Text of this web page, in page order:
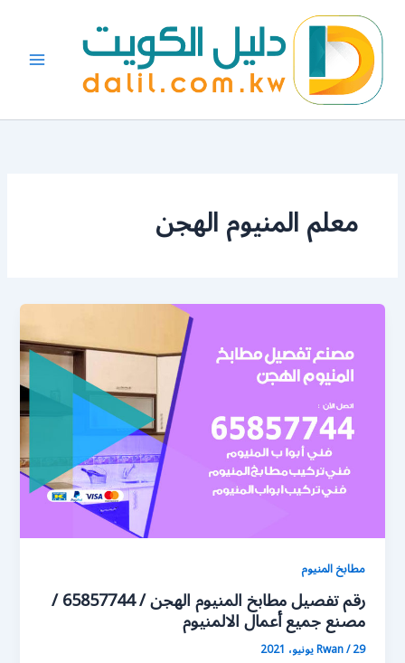
المحتوى
معلم المنيوم الهجن
مطابخ المنيوم
رقم تفصيل مطابخ المنيوم الهجن / 65857744 /
مصنع جميع أعمال الالمنيوم
Rwan/29 يونيو، 2021